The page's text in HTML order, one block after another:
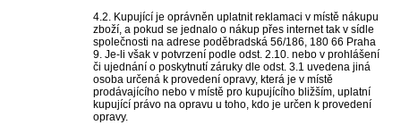
4.2. Kupující je oprávněn uplatnit reklamaci v místě nákupu
zboží, a pokud se jednalo o nákup přes internet tak v sídle
společnosti na adrese poděbradská 56/186, 180 66 Praha
9. Je-li však v potvrzení podle odst. 2.10. nebo v prohlášení
či ujednání o poskytnutí záruky dle odst. 3.1 uvedena jiná
osoba určená k provedení opravy, která je v místě
prodávajícího nebo v místě pro kupujícího bližším, uplatní
kupující právo na opravu u toho, kdo je určen k provedení
opravy.